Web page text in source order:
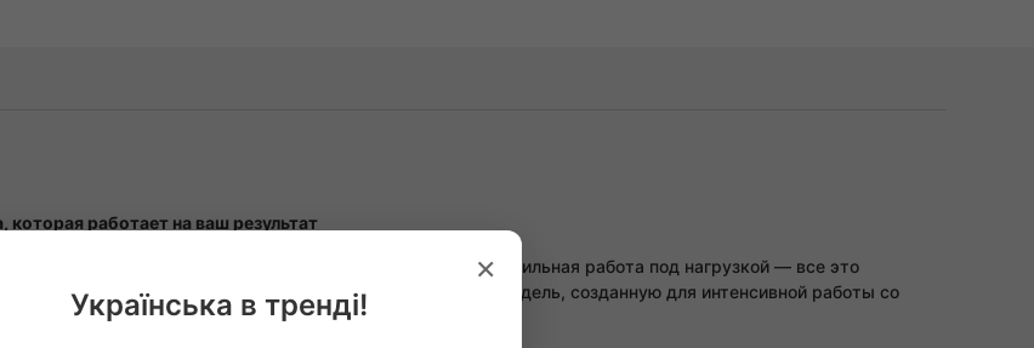
работает на ваш результат
существует. Дальний заброс, мощное вываживание, стабильная работа под нагрузкой — все это
многие рыболовы решают
купить SAPFIR SPOD 8000F
— модель, созданную для интенсивной работы со
×
Українська в тренді!